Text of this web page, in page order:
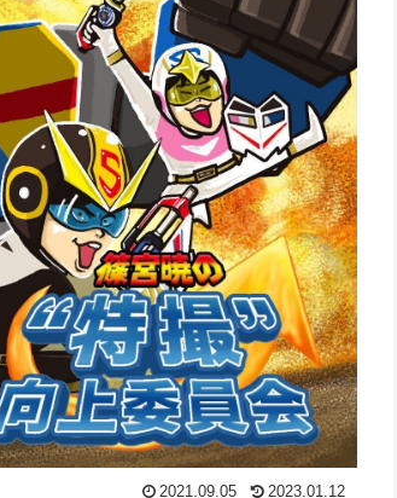
2021.09.05 2023.01.12